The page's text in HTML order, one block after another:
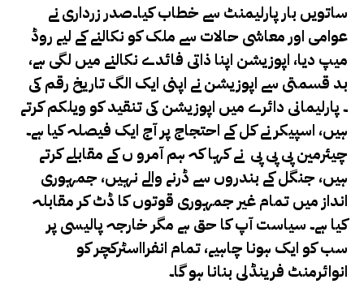
ساتویں بار پارلیمنٹ سے خطاب کیا۔صدر زرداری نے
عوامی اور معاشی حالات سے ملک کو نکالنے کے لیے روڈ
میپ دیا، اپوزیشن اپنا ذاتی فائدے نکالنے میں لگی ہے،
بد قسمتی سے اپوزیشن نے اپنی ایک الگ تاریخ رقم کی
۔ پارلیمانی دائرے میں اپوزیشن کی تنقید کو ویلکم کرتے
ہیں، اسپیکر نے کل کے احتجاج پر آج ایک فیصلہ کیا ہے۔
چیئرمین پی پی پی نے کہا کہ ہم آمرو ں کے مقابلے کرتے
ہیں، جنگل کے بندروں سے ڈرنے والے نہیں، جمہوری
انداز میں تمام غیر جمہوری قوتوں کا ڈٹ کر مقابلہ
کیا ہے۔ سیاست آپ کا حق ہے مگر خارجہ پالیسی پر
سب کو ایک ہونا چاہیے، تمام انفرااسٹرکچر کو
انوائرمنٹ فرینڈلی بنانا ہو گا۔